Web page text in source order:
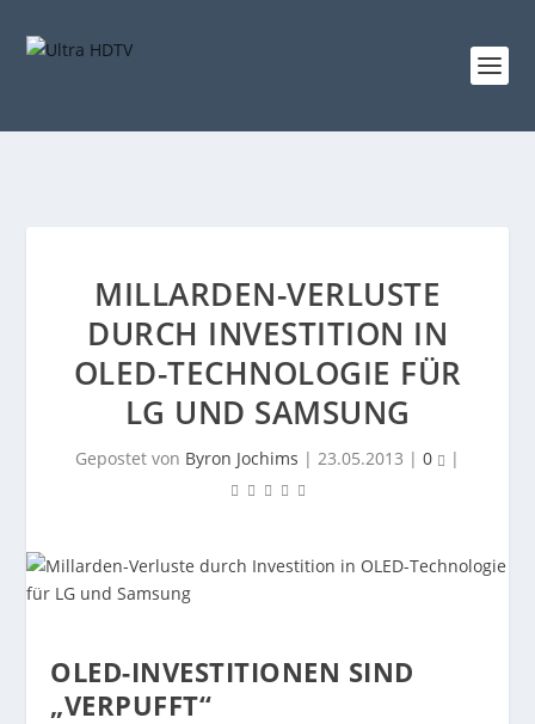
MILLARDEN-VERLUSTE
DURCH INVESTITION IN
OLED-TECHNOLOGIE FÜR
LG UND SAMSUNG
Gepostet von Byron Jochims | 23.05.2013 | 0 |
OLED-INVESTITIONEN SIND
„VERPUFFT“